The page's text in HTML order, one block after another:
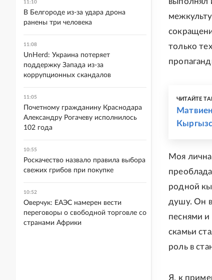
только
ЧИТАЙТЕ
Моя
родной
душу. Он
песнями
скамьи
роль в
Я, к
11:10
В Белгороде из-за удара дрона
ранены три человека
11:08
UnHerd: Украина потеряет
поддержку Запада из-за
коррупционных скандалов
11:05
Почетному гражданину Краснодара
Александру Рогачеву исполнилось
102 года
10:55
Роскачество назвало правила выбора
свежих грибов при покупке
10:52
Оверчук: ЕАЭС намерен вести
переговоры о свободной торговле со
странами Африки